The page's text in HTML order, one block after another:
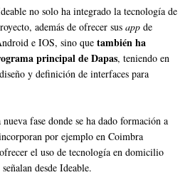
no solo ha integrado la tecnología de
además de ofrecer sus app de
e IOS, sino que también ha
principal de Dapas, teniendo en
y definición de interfaces para
fase donde se ha dado formación a
por ejemplo en Coimbra
el uso de tecnología en domicilio
desde Ideable.